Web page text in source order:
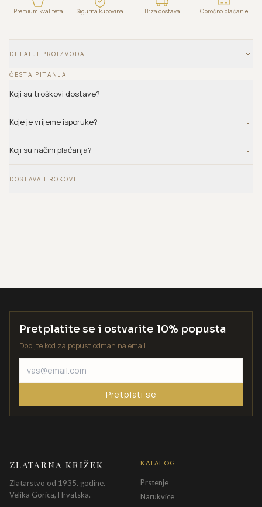
Premium kvaliteta Sigurna kupovina Brza dostava Obročno plaćanje
DETALJI PROIZVODA
ČESTA PITANJA
Koji su troškovi dostave?
Koje je vrijeme isporuke?
Koji su načini plaćanja?
DOSTAVA I ROKOVI
Pretplatite se i ostvarite 10% popusta
Dobijte kod za popust odmah na email.
Pretplati se
ZLATARNA KRIŽEK
Zlatarstvo od 1935. godine.
Velika Gorica, Hrvatska.
KATALOG
Prstenje
Narukvice